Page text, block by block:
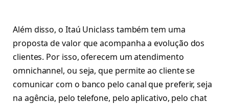
Além disso, o Itaú Uniclass também tem uma
proposta de valor que acompanha a evolução dos
clientes. Por isso, oferecem um atendimento
omnichannel, ou seja, que permite ao cliente se
comunicar com o banco pelo canal que preferir, seja
na agência, pelo telefone, pelo aplicativo, pelo chat